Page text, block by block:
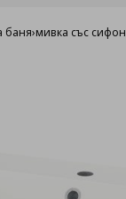
баня›мивка със сифон